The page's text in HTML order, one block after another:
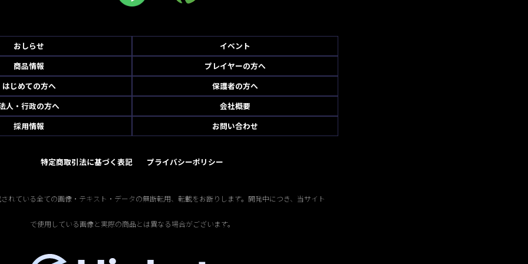
おしらせ
イベント
商品情報
プレイヤーの方へ
はじめての方へ
保護者の方へ
人・行政の方へ
会社概要
採用情報
お問い合わせ
特定商取引法に基づく表記 プライバシーポリシー
れている全ての画像・テキスト・データの無断転用、転載をお断りします。開発中につき、当サイト
で使用している画像と実際の商品とは異なる場合がございます。